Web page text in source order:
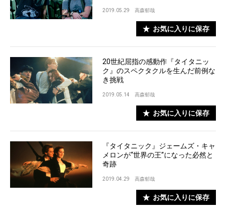
2019.05.29 高森郁哉
お気に入りに保存
20世紀屈指の感動作『タイタニッ
ク』のスペクタクルを生んだ前例な
き挑戦
2019.05.14 高森郁哉
お気に入りに保存
『タイタニック』ジェームズ・キャ
メロンが“世界の王”になった必然と
奇跡
2019.04.29 高森郁哉
お気に入りに保存